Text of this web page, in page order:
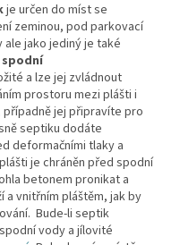
je určen do míst se
zeminou, pod parkovací
jako jediný je také
a lze jej zvládnout
prostoru mezi plášti i
jej připravíte pro
septiku dodáte
deformačními tlaky a
je chráněn před spodní
betonem pronikat a
vnitřním pláštěm, jak by
Bude-li septik
vody a jílovité